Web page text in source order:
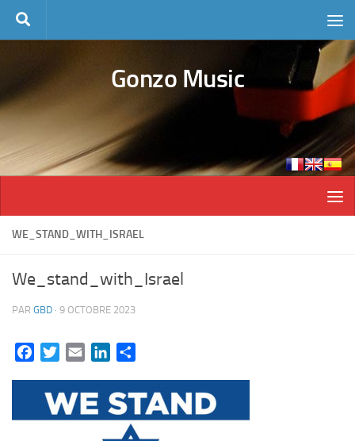
Skip to content
Gonzo Music
WE_STAND_WITH_ISRAEL
We_stand_with_Israel
PAR GBD · 9 OCTOBRE 2023
FacebookTwitterEmail LinkedIn